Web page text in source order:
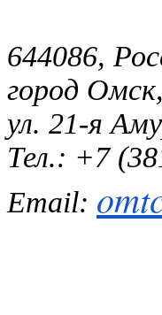
644086,
город Омск,
ул. 21-я
Тел.: +7
Email: